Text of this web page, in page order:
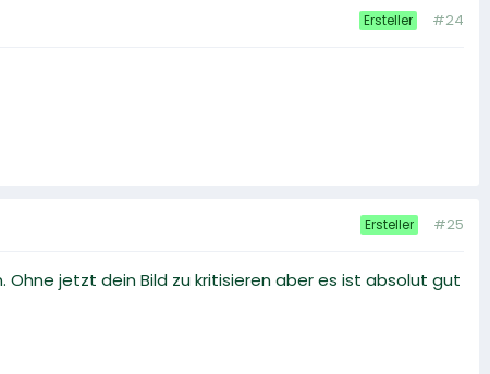
Ersteller #24
Ersteller #25
jetzt dein Bild zu kritisieren aber es ist absolut gut